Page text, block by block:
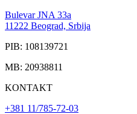
Bulevar JNA 33a
11222 Beograd, Srbija
PIB: 108139721
MB: 20938811
KONTAKT
+381 11/785-72-03